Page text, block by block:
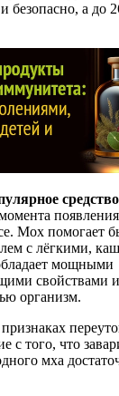
безопасно, а до
Мох помогает
с лёгкими,
мощными
свойствами и
организм.
с того, что
мха